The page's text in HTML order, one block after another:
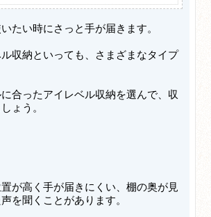
たい時にさっと手が届きます。
収納といっても、さまざまなタイプ
合ったアイレベル収納を選んで、収
ょう。
が高く手が届きにくい、棚の奥が見
を聞くことがあります。